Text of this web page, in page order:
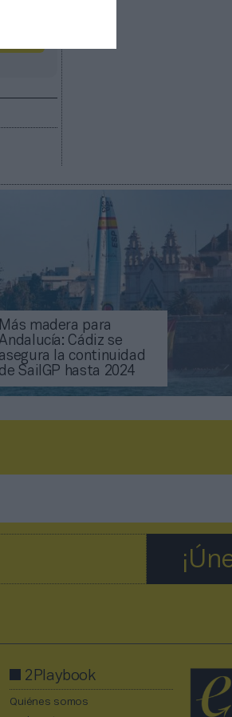
Más madera para
Cádiz se
asegura la continuidad
de SailGP hasta 2024
2Playbook
Quiénes somos